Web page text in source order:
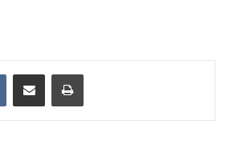
VKontakteShare via Email Print